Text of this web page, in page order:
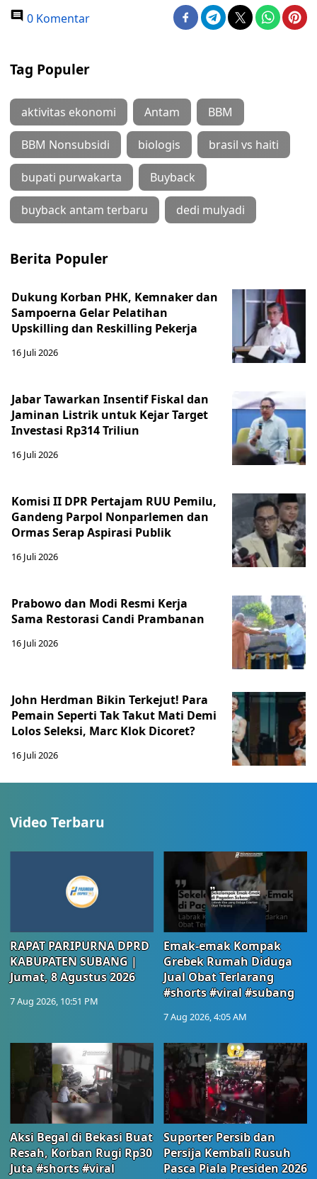
0 Komentar
Tag Populer
aktivitas ekonomi Antam BBM
BBM Nonsubsidi biologis brasil vs haiti
bupati purwakarta Buyback
buyback antam terbaru dedi mulyadi
Berita Populer
Dukung Korban PHK, Kemnaker dan
Sampoerna Gelar Pelatihan
Upskilling dan Reskilling Pekerja
16 Juli 2026
Jabar Tawarkan Insentif Fiskal dan
Jaminan Listrik untuk Kejar Target
Investasi Rp314 Triliun
16 Juli 2026
Komisi II DPR Pertajam RUU Pemilu,
Gandeng Parpol Nonparlemen dan
Ormas Serap Aspirasi Publik
16 Juli 2026
Prabowo dan Modi Resmi Kerja
Sama Restorasi Candi Prambanan
16 Juli 2026
John Herdman Bikin Terkejut! Para
Pemain Seperti Tak Takut Mati Demi
Lolos Seleksi, Marc Klok Dicoret?
16 Juli 2026
Video Terbaru
RAPAT PARIPURNA DPRD
KABUPATEN SUBANG |
Jumat, 8 Agustus 2026
7 Aug 2026, 10:51 PM
Emak-emak Kompak
Grebek Rumah Diduga
Jual Obat Terlarang
#shorts #viral #subang
7 Aug 2026, 4:05 AM
Aksi Begal di Bekasi Buat
Resah, Korban Rugi Rp30
Juta #shorts #viral
Suporter Persib dan
Persija Kembali Rusuh
Pasca Piala Presiden 2026